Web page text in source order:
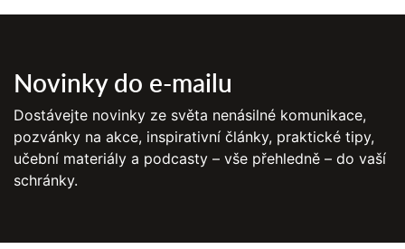
Novinky do e-mailu
Dostávejte novinky ze světa nenásilné komunikace,
pozvánky na akce, inspirativní články, praktické tipy,
učební materiály a podcasty – vše přehledně – do vaší
schránky.